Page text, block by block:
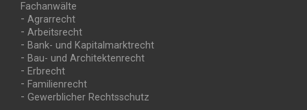
Fachanwälte
Navigation
überspringen
Agrarrecht
Arbeitsrecht
Bank- und Kapitalmarktrecht
Bau- und Architektenrecht
Erbrecht
Familienrecht
Gewerblicher Rechtsschutz